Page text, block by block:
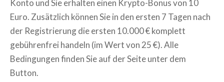
Konto und Sie erhalten einen Krypto-Bonus von 10
Euro. Zusätzlich können Sie in den ersten 7 Tagen nach
der Registrierung die ersten 10.000 € komplett
gebührenfrei handeln (im Wert von 25 €). Alle
Bedingungen finden Sie auf der Seite unter dem
Button.